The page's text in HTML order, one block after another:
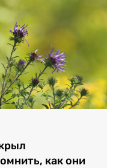
как они